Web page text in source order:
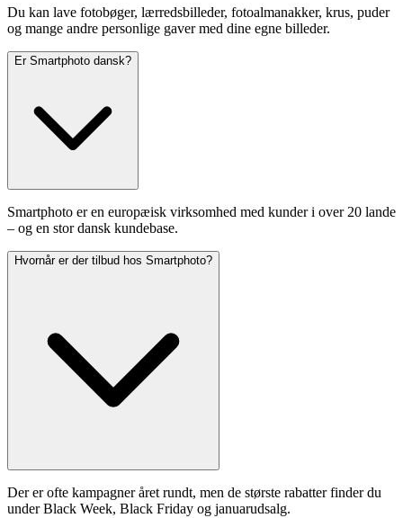
Du kan lave fotobøger, lærredsbilleder, fotoalmanakker, krus, puder
og mange andre personlige gaver med dine egne billeder.
Er Smartphoto dansk?
Smartphoto er en europæisk virksomhed med kunder i over 20 lande
– og en stor dansk kundebase.
Hvornår er der tilbud hos Smartphoto?
Der er ofte kampagner året rundt, men de største rabatter finder du
under Black Week, Black Friday og januarudsalg.